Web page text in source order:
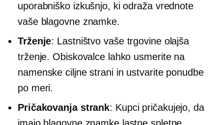
uporabniško izkušnjo, ki odraža vrednote
vaše blagovne znamke.
Trženje: Lastništvo vaše trgovine olajša
trženje. Obiskovalce lahko usmerite na
namenske ciljne strani in ustvarite ponudbe
po meri.
Pričakovanja strank: Kupci pričakujejo, da